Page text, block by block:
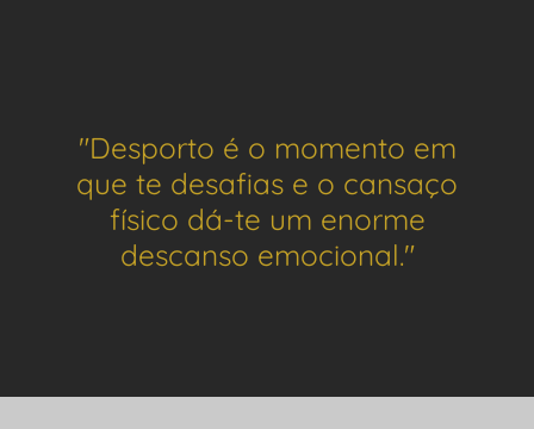
"Desporto é o momento em
que te desafias e o cansaço
físico dá-te um enorme
descanso emocional."